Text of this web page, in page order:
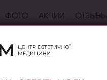
ФОТО АКЦИИ ОТЗЫВЫ